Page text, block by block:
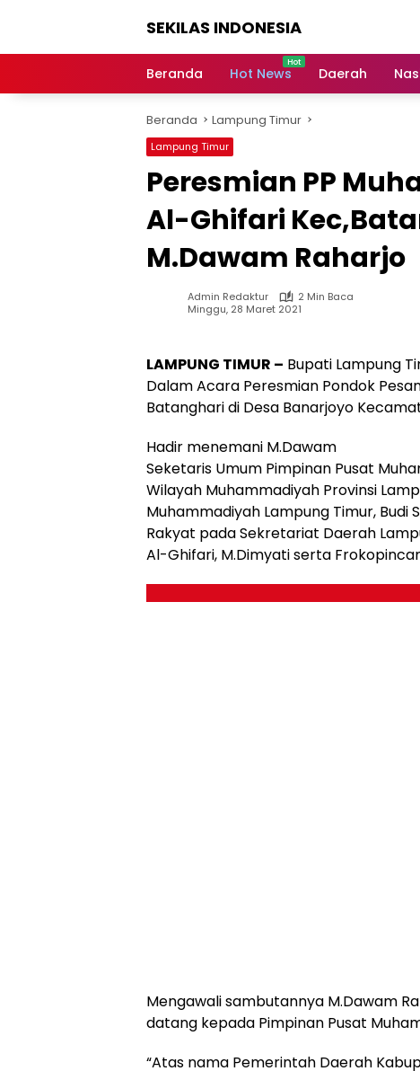
SEKILAS INDONESIA
Terkini,
Latest
World,
Headlines,
News
Beranda Hot News Daerah
Beranda Lampung Timur
Lampung Timur
Peresmian PP
Al-Ghifari
M.Dawam Raharjo
Admin Redaktur
2 Min Baca
Minggu, 28 Maret 2021
LAMPUNG TIMUR – Bupati Lampung
Dalam Acara Peresmian Pondok
Batanghari di Desa Banarjoyo
Hadir menemani M.Dawam
Seketaris Umum Pimpinan Pusat
Wilayah Muhammadiyah Provinsi
Muhammadiyah Lampung Timur,
Rakyat pada Sekretariat Daerah
Al-Ghifari, M.Dimyati serta
Mengawali sambutannya M.Dawam
datang kepada Pimpinan Pusat
“Atas nama Pemerintah Daerah